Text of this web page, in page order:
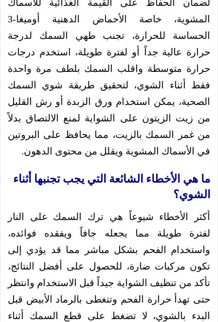
لضمان الحفاظ على القيمة الغذائية للأسماك
المشوية، خاصة الأحماض الدهنية أوميغا-3
الحساسة للحرارة، تجنب طهي السمك لدرجة
حرارة عالية جداً أو لفترة طويلة، استخدم درجات
حرارة متوسطة واقلب السمك بلطف مرة واحدة
فقط أثناء الشوي، لتحقيق طريقة شوي السمك
الصحية، يمكن استخدام ورق الزبدة أو رش القليل
من زيت الزيتون على الشواية لمنع الالتصاق بدلاً
من غمر السمك بالزيت، مما يحافظ على البروتين
في الأسماك المشوية ويقلل من محتوى الدهون.
ما هي الأخطاء الشائعة التي يجب تجنبها أثناء
الشوي؟
أكثر الأخطاء شيوعاً هي ترك السمك على النار
لفترة طويلة مما يجعله جافاً ويفقده فوائده،
واستخدام الفحم بشكل مباشر مما قد يؤدي إلى
تكون مركبات ضارة، للحصول على أفضل النتائج،
تأكد من تنظيف الشواية جيداً قبل الاستخدام وانتظر
حتى تهدأ حرارة الفحم وتتغطى بالرماد الأبيض قبل
البدء بالشوي، لا تضغط على قطع السمك أثناء